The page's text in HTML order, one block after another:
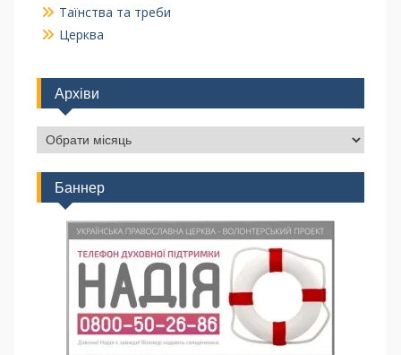
Таїнства та треби
Церква
Архіви
Баннер